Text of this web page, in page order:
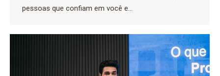
pessoas que confiam em você e…